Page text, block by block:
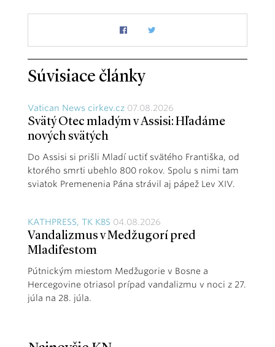
Súvisiace články
Vatican News cirkev.cz 07.08.2026
Svätý Otec mladým v Assisi: Hľadáme
nových svätých
Do Assisi si prišli Mladí uctiť svätého Františka, od
ktorého smrti ubehlo 800 rokov. Spolu s nimi tam
sviatok Premenenia Pána strávil aj pápež Lev XIV.
KATHPRESS, TK KBS 04.08.2026
Vandalizmus v Medžugorí pred
Mladifestom
Pútnickým miestom Medžugorie v Bosne a
Hercegovine otriasol prípad vandalizmu v noci z 27.
júla na 28. júla.